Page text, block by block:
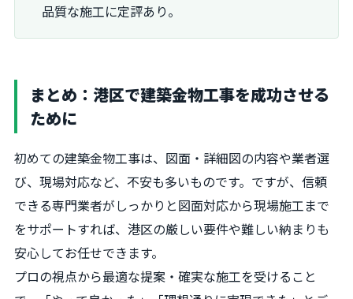
品質な施工に定評あり。
まとめ：港区で建築金物工事を成功させる
ために
初めての建築金物工事は、図面・詳細図の内容や業者選
び、現場対応など、不安も多いものです。ですが、信頼
できる専門業者がしっかりと図面対応から現場施工まで
をサポートすれば、港区の厳しい要件や難しい納まりも
安心してお任せできます。
プロの視点から最適な提案・確実な施工を受けること